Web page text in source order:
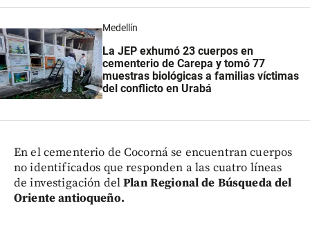
Medellín
La JEP exhumó 23 cuerpos en
cementerio de Carepa y tomó 77
muestras biológicas a familias víctimas
del conflicto en Urabá
En el cementerio de Cocorná se encuentran cuerpos
no identificados que responden a las cuatro líneas
de investigación delPlan Regional de Búsqueda del
Oriente antioqueño.